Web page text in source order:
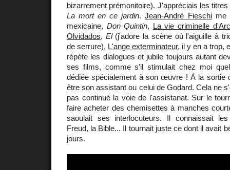
bizarrement prémonitoire). J'appréciais les
La mort en ce jardin.Jean-André Fieschime
mexicaine, Don Quintin, La vie criminelle
Olvidados, El(j'adore la scène où l'aiguille à
de serrure), L'ange exterminateur, il y en a trop,
répète les dialogues et jubile toujours autant
ses films, comme s'il stimulait chez moi
dédiée spécialement à son œuvre ! À la sortie
être son assistant ou celui de Godard. Cela ne
pas continué la voie de l'assistanat. Sur le
faire acheter des chemisettes à manches
saoulait ses interlocuteurs. Il connaissait
Freud, la Bible... Il tournait juste ce dont il avait
jours.